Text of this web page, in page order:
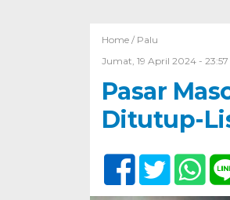
Home / Palu
Jumat, 19 April 2024 - 23:57
Pasar
Ditutup-